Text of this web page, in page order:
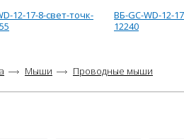
12-17-8-свет-точк-
ВБ-GC-WD-12-
12240
Мыши Проводные мыши